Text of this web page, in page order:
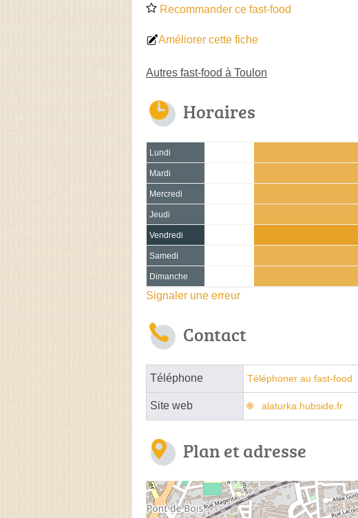
Recommander ce fast-food
Améliorer cette fiche
Autres fast-food à Toulon
Horaires
Lundi
Mardi
Mercredi
Jeudi
Vendredi
Samedi
Dimanche
Signaler une erreur
Contact
Téléphone Téléphoner au fast-food
Site web alaturka.hubside.fr
Plan et adresse